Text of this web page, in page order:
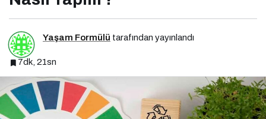
Yaşam Formülü tarafından yayınlandı
7dk, 21sn